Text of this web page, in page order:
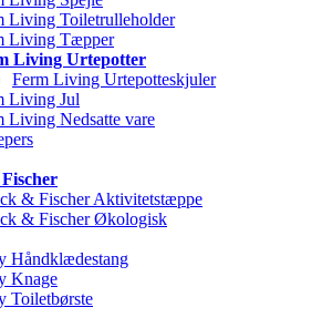
Living Toiletrulleholder
Living Tæpper
Living Urtepotter
Ferm Living Urtepotteskjuler
Living Jul
Living Nedsatte vare
& Fischer Aktivitetstæppe
& Fischer Økologisk
Håndklædestang
Knage
Toiletbørste